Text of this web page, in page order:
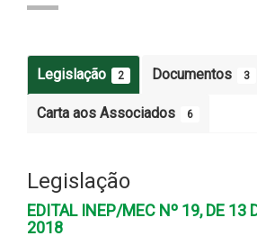
Legislação 2 Documentos 3
Carta aos Associados 6
Legislação
EDITAL INEP/MEC Nº 19, DE 13
2018